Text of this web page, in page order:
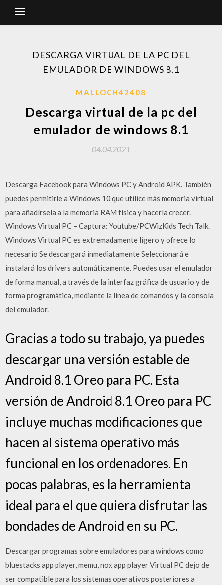
DESCARGA VIRTUAL DE LA PC DEL
EMULADOR DE WINDOWS 8.1
MALLOCH42408
Descarga virtual de la pc del
emulador de windows 8.1
04.04.2021
Descarga Facebook para Windows PC y Android APK. También
puedes permitirle a Windows 10 que utilice más memoria virtual
para añadírsela a la memoria RAM física y hacerla crecer.
Windows Virtual PC – Captura: Youtube/PCWizKids Tech Talk.
Windows Virtual PC es extremadamente ligero y ofrece lo
necesario Se descargará inmediatamente Seleccionará e
instalará los drivers automáticamente. Puedes usar el emulador
de forma manual, a través de la interfaz gráfica de usuario y de
forma programática, mediante la línea de comandos y la consola
del emulador.
Gracias a todo su trabajo, ya puedes
descargar una versión estable de
Android 8.1 Oreo para PC. Esta
versión de Android 8.1 Oreo para PC
incluye muchas modificaciones que
hacen al sistema operativo más
funcional en los ordenadores. En
pocas palabras, es la herramienta
ideal para el que quiera disfrutar las
bondades de Android en su PC.
Descargar programas sobre emuladores para windows como
bluestacks app player, memu, nox app player Virtual PC dejo de
ser compatible para los sistemas operativos posteriores a